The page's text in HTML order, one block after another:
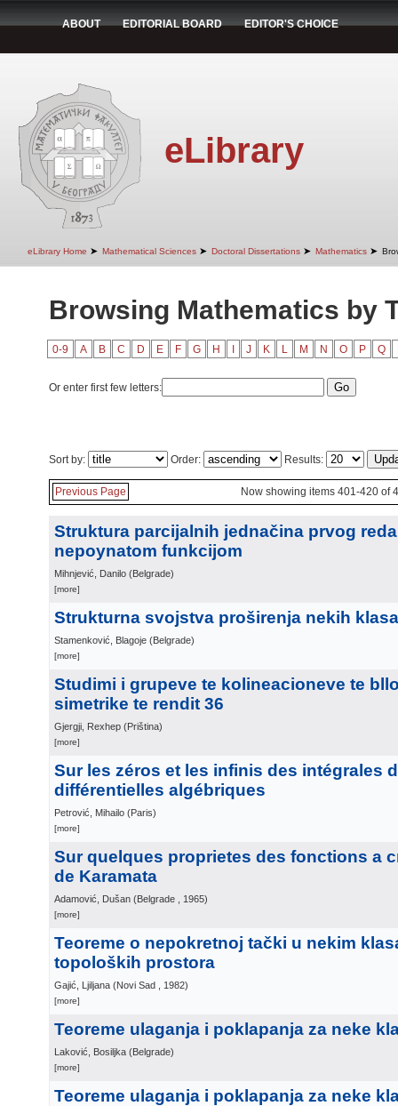
ABOUT EDITORIAL BOARD EDITOR'S CHOICE
eLibrary
eLibrary Home ➤ Mathematical Sciences ➤ Doctoral Dissertations ➤ Mathematics ➤
Browsing Mathematics by
0-9 A B C D E F G H J K L M N O P Q
Or enter first few letters:
Sort by: Order: Results:
Previous Page Now showing items 401-420 of
Struktura parcijalnih jednačina prvog
nepoynatom funkcijom
Mihnjević, Danilo (Belgrade)
[more]
Strukturna svojstva proširenja nekih
Stamenković, Blagoje (Belgrade)
[more]
Studimi i grupeve te kolineacioneve te
simetrike te rendit 36
Gjergji, Rexhep (Priština)
[more]
Sur les zéros et les infinis des intégrales
différentielles algébriques
Petrović, Mihailo (Paris)
[more]
Sur quelques proprietes des fonctions a
de Karamata
Adamović, Dušan (Belgrade , 1965)
[more]
Teoreme o nepokretnoj tački u nekim
topoloških prostora
Gajić, Ljiljana (Novi Sad , 1982)
[more]
Teoreme ulaganja i poklapanja za neke
Laković, Bosiljka (Belgrade)
[more]
Teoreme ulaganja i poklapanja za neke